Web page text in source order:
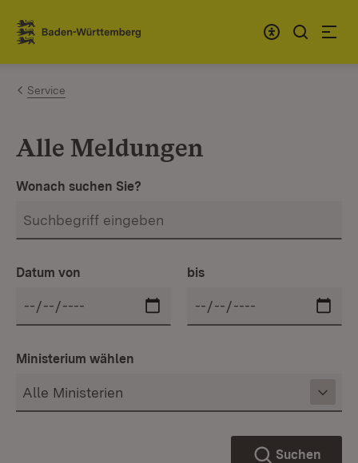
Zum Inhalt springen
Link zur Startseite
Service
Alle Meldungen
Wonach suchen Sie?
Datum von bis
Ministerium wählen
Suchen